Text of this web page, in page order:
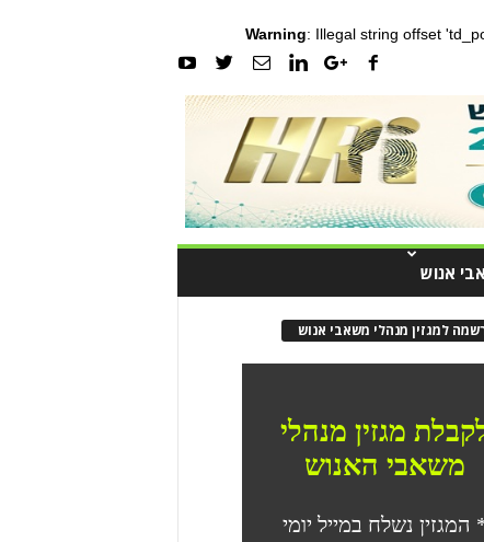
Warning: Illegal string offset
אנוש
למגזין מנהלי משאבי אנוש